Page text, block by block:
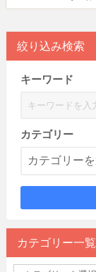
絞り込み検索
キーワード
カテゴリー
カテゴリー一覧